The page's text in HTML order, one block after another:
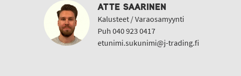
ATTE SAARINEN
Kalusteet / Varaosamyynti
Puh 040 923 0417
etunimi.sukunimi@j-trading.fi